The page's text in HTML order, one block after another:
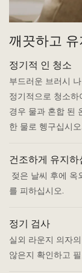
깨끗하고
정기적 인 청소
부드러운 브러시
정기적으로 청소
경우 물과 혼합 된
한 물로 헹구십시오.
건조하게 유지하
젖은 날씨 후에 옥
를 피하십시오.
정기 검사
실외 라운지 의자
않은지 확인하고